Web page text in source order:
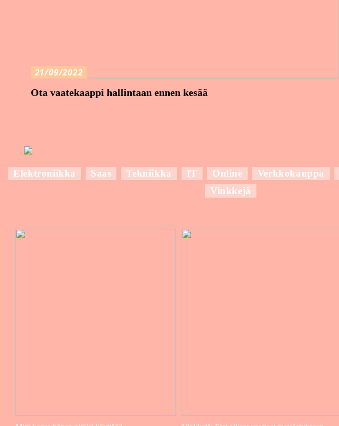
21/09/2022
Ota vaatekaappi hallintaan ennen kesää
Elektroniikka Saas Tekniikka IT Online Verkkokauppa
Vinkkejä